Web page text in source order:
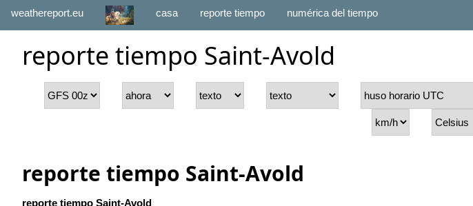
weathereport.eu casa reporte tiempo numérica del tiempo
reporte tiempo Saint-Avold
reporte tiempo Saint-Avold
reporte tiempo Saint-Avold